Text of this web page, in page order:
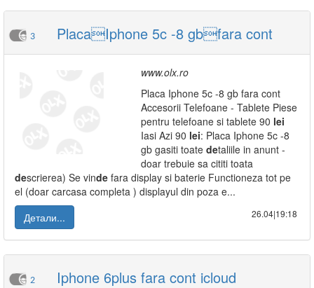
3 PlacaIphone 5c -8 gbfara cont
www.olx.ro
Placa Iphone 5c -8 gb fara cont
Accesorii Telefoane - Tablete Piese
pentru telefoane si tablete 90 lei
Iasi Azi 90 lei: Placa Iphone 5c -8
gb gasiti toate detaliile in anunt -
doar trebuie sa cititi toata
descrierea) Se vinde fara display si baterie Functioneza tot pe
el (doar carcasa completa ) displayul din poza e...
Детали...
26.04|19:18
2 Iphone 6plus fara cont icloud